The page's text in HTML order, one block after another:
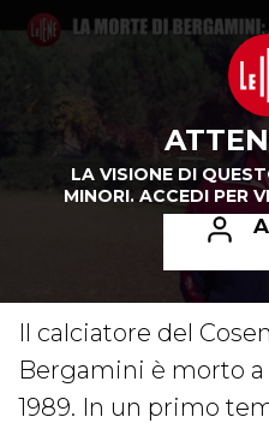
LA VISIONE DI
MINORI. ACCEDI PER
Il calciatore del
Bergamini è morto a
1989. In un primo